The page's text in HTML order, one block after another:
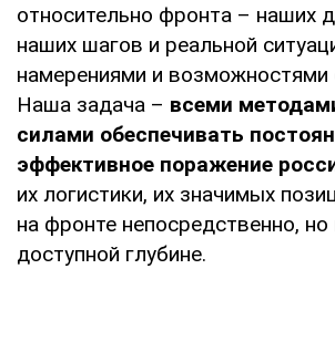
относительно фронта – наших
наших шагов и реальной
намерениями и возможностями
Наша задача – всеми
силами обеспечивать
эффективное поражение
их логистики, их значимых
на фронте непосредственно, но
доступной глубине.